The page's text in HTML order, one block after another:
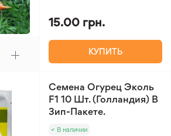
15.00 грн.
КУПИТЬ
Семена Огурец Эколь
F1 10 Шт. (Голландия) В
Зип-Пакете.
В наличии